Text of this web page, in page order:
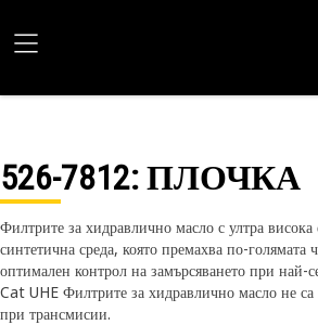
526-7812: ПЛОЧКА
Филтрите за хидравлично масло с ултра
синтетична среда, която премахва по-голямата
оптимален контрол на замърсяването при най-
Cat UHE Филтрите за хидравлично масло не
при трансмисии.